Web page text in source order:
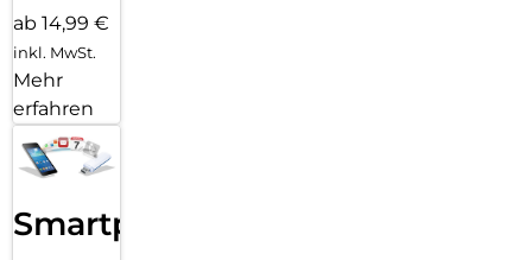
ab 14,99 €
inkl. MwSt.
Mehr
erfahren
Smartphone